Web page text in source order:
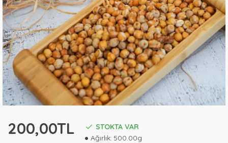
200,00TL
STOKTA VAR
Ağırlık: 500.00g